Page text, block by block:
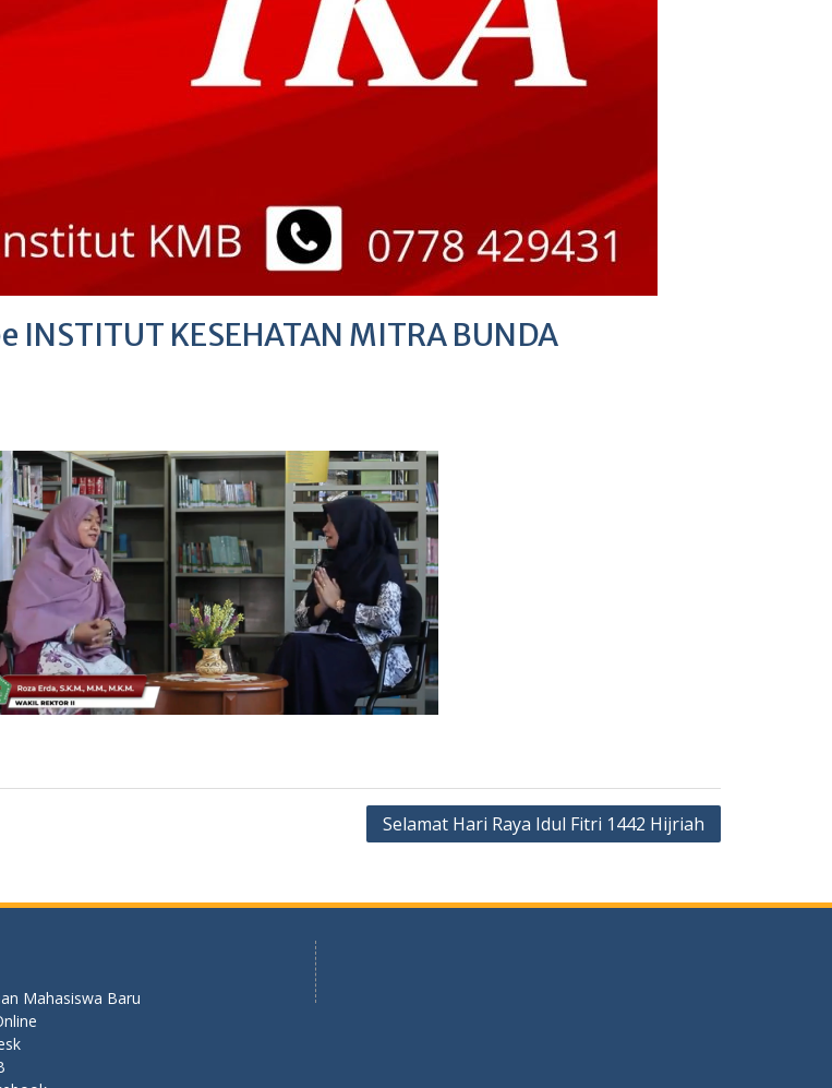
KESEHATAN MITRA BUNDA
Selamat Hari Raya Idul Fitri 1442 Hijriah
Mahasiswa Baru